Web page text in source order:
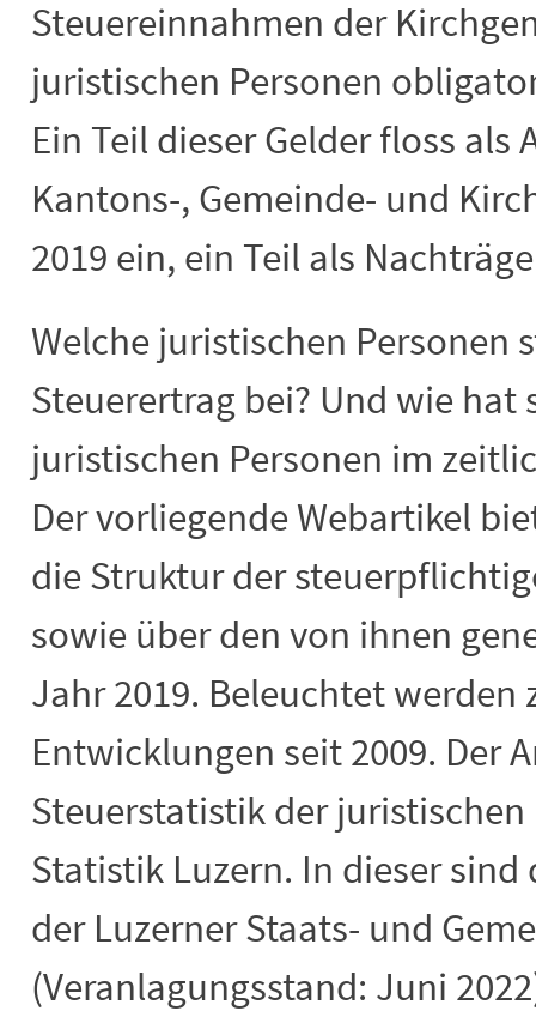
Steuereinnahmen der
juristischen Personen
Ein Teil dieser Gelder floss
Kantons-, Gemeinde- und
2019 ein, ein Teil als
Welche juristischen Personen
Steuerertrag bei? Und wie hat
juristischen Personen im
Der vorliegende Webartikel
die Struktur der
sowie über den von ihnen
Jahr 2019. Beleuchtet werden
Entwicklungen seit 2009. Der
Steuerstatistik der juristischen
Statistik Luzern. In dieser
der Luzerner Staats- und
(Veranlagungsstand: Juni